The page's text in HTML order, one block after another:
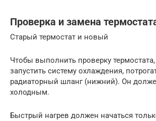
Проверка и замена
Старый термостат и новый
Чтобы выполнить проверку термостата,
запустить систему охлаждения,
радиаторный шланг (нижний). Он
холодным.
Быстрый нагрев должен начаться